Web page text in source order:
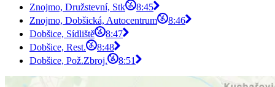
Znojmo, Družstevní, Stk
8:45
Znojmo, Dobšická, Autocentrum
8:46
Dobšice, Sídliště
8:47
Dobšice, Rest.
8:48
Dobšice, Pož.Zbroj.
8:51